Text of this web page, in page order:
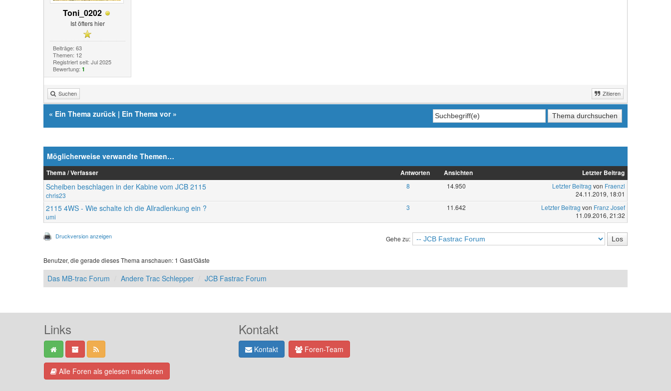
Toni_0202
Ist öfters hier
Beiträge: 63
Themen: 12
Registriert seit: Jul 2025
Bewertung: 1
Suchen Zitieren
« Ein Thema zurück | Ein Thema vor»
Möglicherweise verwandte Themen…
Thema / Verfasser Antworten Ansichten Letzter Beitrag
Scheiben beschlagen in der Kabine vom JCB 2115
chris23
8 14.950 Letzter Beitrag von Fraenzl
24.11.2019, 18:01
2115 4WS - Wie schalte ich die Allradlenkung ein ?
umi
3 11.642 Letzter Beitrag von Franz Josef
11.09.2016, 21:32
Druckversion anzeigen Gehe zu:
Benutzer, die gerade dieses Thema anschauen: 1 Gast/Gäste
Das MB-trac Forum Andere Trac Schlepper JCB Fastrac Forum
Links
Alle Foren als gelesen markieren
Kontakt
Kontakt Foren-Team